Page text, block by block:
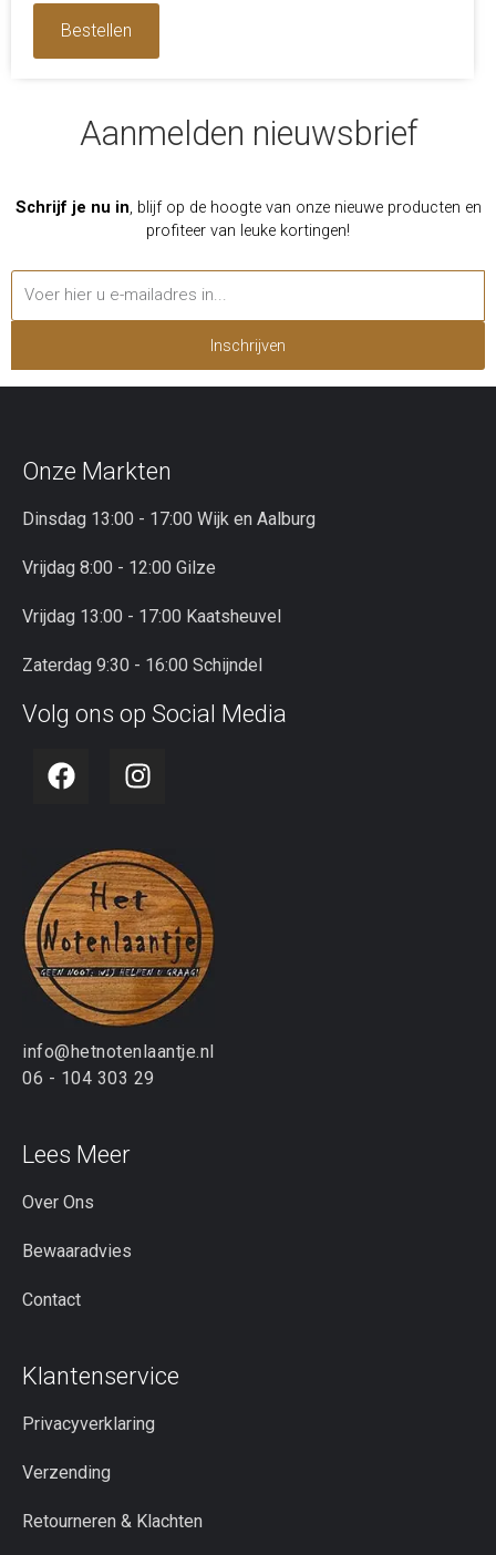
Bestellen
Aanmelden nieuwsbrief
Schrijf je nu in , blijf op de hoogte van onze nieuwe producten en
profiteer van leuke kortingen!
Inschrijven
Onze Markten
Dinsdag 13:00 - 17:00 Wijk en Aalburg
Vrijdag 8:00 - 12:00 Gilze
Vrijdag 13:00 - 17:00 Kaatsheuvel
Zaterdag 9:30 - 16:00 Schijndel
Volg ons op Social Media
info@hetnotenlaantje.nl
06 - 104 303 29
Lees Meer
Over Ons
Bewaaradvies
Contact
Klantenservice
Privacyverklaring
Verzending
Retourneren & Klachten